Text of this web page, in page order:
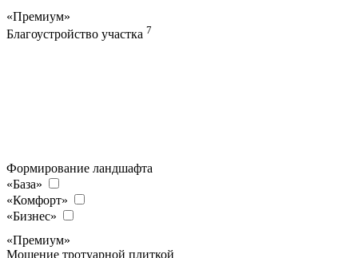
«Премиум»
Благоустройство участка 7
Формирование ландшафта
«База»
«Комфорт»
«Бизнес»
«Премиум»
Мощение тротуарной плиткой